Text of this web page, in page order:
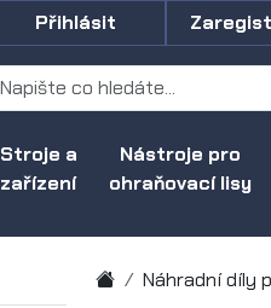
Stroje a
zařízení
Nástroje pro
ohraňovací lisy
Přihlásit
Náhradní díly